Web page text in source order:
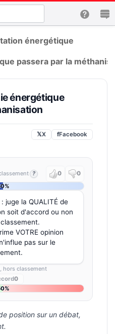
énergétique
passera par la
énergétique
𝕏X fFacebook
? 0
0
juge la QUALITÉ de
soit d'accord ou non
VOTRE opinion
pas sur le
hors classement
0
position sur un débat,